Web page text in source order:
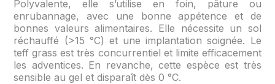
Polyvalente, elle s’utilise en foin, pâture ou
enrubannage, avec une bonne appétence et de
bonnes valeurs alimentaires. Elle nécessite un sol
réchauffé (>15 °C) et une implantation soignée. Le
teff grass est très concurrentiel et limite efficacement
les adventices. En revanche, cette espèce est très
sensible au gel et disparaît dès 0 °C.